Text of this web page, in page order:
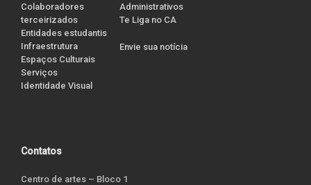
Colaboradores
terceirizados
Entidades estudantis
Infraestrutura
Espaços Culturais
Serviços
Identidade Visual
Administrativos
Te Liga no CA
Envie sua notícia
Contatos
Centro de artes – Bloco 1